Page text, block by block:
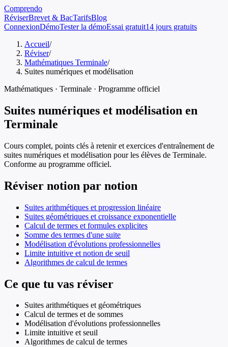
Comprendo
RéviserBrevet & BacTarifsBlog
ConnexionDémoTester la démoEssai gratuit14 jours gratuits
Accueil/
Réviser/
Mathématiques Terminale/
Suites numériques et modélisation
Mathématiques · Terminale · Programme officiel
Suites numériques et modélisation en
Terminale
Cours complet, points clés à retenir et exercices d'entraînement de
suites numériques et modélisation pour les élèves de Terminale.
Conforme au programme officiel.
Réviser notion par notion
Suites arithmétiques et progression linéaire
Suites géométriques et croissance exponentielle
Calcul de termes et formules explicites
Somme des termes d'une suite
Modélisation d'évolutions professionnelles
Limite intuitive et notion de seuil
Algorithmes de calcul de termes
Ce que tu vas réviser
Suites arithmétiques et géométriques
Calcul de termes et de sommes
Modélisation d'évolutions professionnelles
Limite intuitive et seuil
Algorithmes de calcul de termes